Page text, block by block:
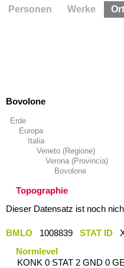
Bovolone
Erde
Europa
Italia
Veneto (Regione)
Verona (Provincia)
Bovolone
Topographie
Dieser Datensatz ist noch
BMLO 1008839 STAT ID
Normlevel
KONK 0 STAT 2 GND 0
Personen Werke